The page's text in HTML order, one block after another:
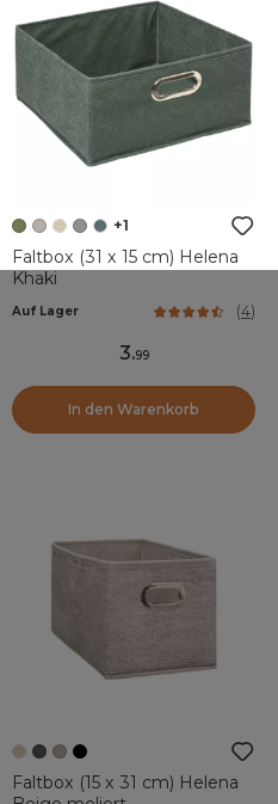
+1
Faltbox (31 x 15 cm) Helena
Khaki
Auf Lager (4)
3.99
In den Warenkorb
Faltbox (15 x 31 cm) Helena